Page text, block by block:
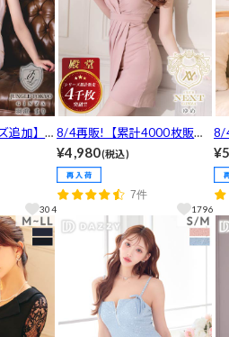
追加】
大好評★
ルト×
ネック
トミニ丈
4サイズ
304
8/4再販!【累計4000枚販
売】殿堂入りSEXYカシュク
ールVネックノースリーブタ
イトミニ丈キャバドレス
¥4,980(税込)
7件
1796
8/
り
気
品